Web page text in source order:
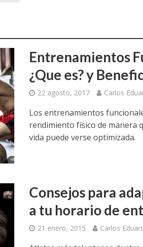
Entrenamientos
¿Que es? y
22 agosto, 2017 Carlos
Los entrenamientos
rendimiento físico de manera
vida puede verse optimizada.
Consejos para
a tu horario de
21 enero, 2015 Carlos